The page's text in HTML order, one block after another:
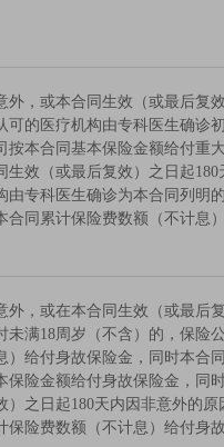
外，或本合同生效（或最后复
可的医疗机构由专科医生确诊
按本合同基本保险金额给付重
生效（或最后复效）之日起
由专科医生确诊为本合同列明
合同累计保险费数额（不计息
外，或在本合同生效（或最后
未满18周岁（不含）的，保险
）给付身故保险金，同时本合
保险金额给付身故保险金，同
）之日起180天内因非意外的
保险费数额（不计息）给付身